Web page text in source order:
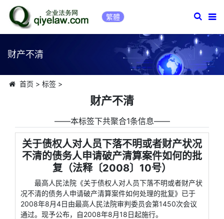
繁體
财产不清
首页 > 标签>
财产不清
――本标签下共聚合1条信息――
关于债权人对人员下落不明或者财产状况
不清的债务人申请破产清算案件如何的批
复（法释〔2008〕10号）
最高人民法院《关于债权人对人员下落不明或者财产状
况不清的债务人申请破产清算案件如何处理的批复》已于
2008年8月4日由最高人民法院审判委员会第1450次会议
通过。现予公布，自2008年8月18日起施行。